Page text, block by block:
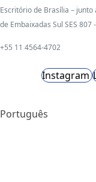
Escritório de Brasília – junto
de Embaixadas Sul SES 807
+55 11 4564-4702
Instagram
Português